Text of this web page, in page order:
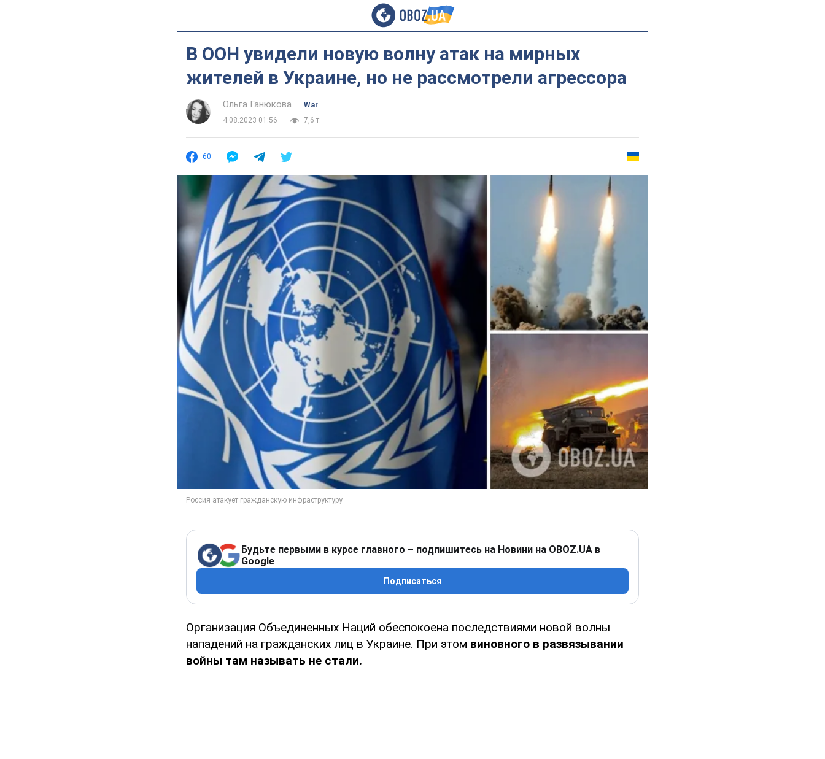
В ООН увидели новую волну атак на мирных
жителей в Украине, но не рассмотрели агрессора
Ольга Ганюкова
War
4.08.2023 01:56
7,6 т.
60
Будьте первыми в курсе главного – подпишитесь на Новини на OBOZ.UA в
Google
Подписаться
Организация Объединенных Наций обеспокоена последствиями новой волны
нападений на гражданских лиц в Украине. При этом виновного в развязывании
войны там называть не стали.